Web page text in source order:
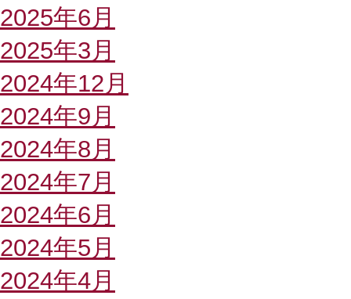
2025年6月
2025年3月
2024年12月
2024年9月
2024年8月
2024年7月
2024年6月
2024年5月
2024年4月